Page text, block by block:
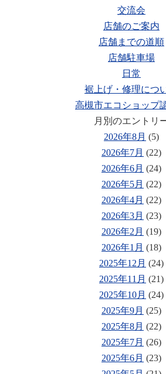
交流会
店舗のご案内
店舗までの道順
店舗駐車場
日常
裾上げ・修理につ
高槻市エコショップ
月別のエントリ
2026年8月 (5)
2026年7月 (22)
2026年6月 (24)
2026年5月 (22)
2026年4月 (22)
2026年3月 (23)
2026年2月 (19)
2026年1月 (18)
2025年12月 (24)
2025年11月 (21)
2025年10月 (24)
2025年9月 (25)
2025年8月 (22)
2025年7月 (26)
2025年6月 (23)